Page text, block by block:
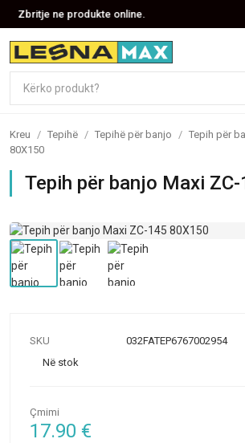
Zbritje ne produkte online.
Kreu / Tepihë / Tepihë për banjo / Tepih për
80X150
Tepih për banjo Maxi
SKU
032FATEP6767002954
Në stok
Çmimi
17.90 €